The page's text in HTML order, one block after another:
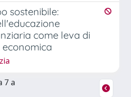
sostenibile:
come leva di
7 a